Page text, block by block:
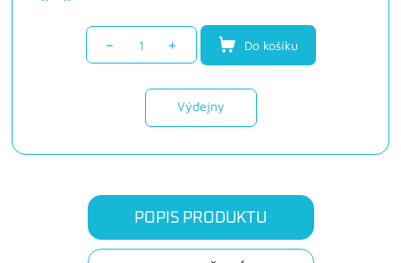
- + Do košíku
Výdejny
POPIS PRODUKTU